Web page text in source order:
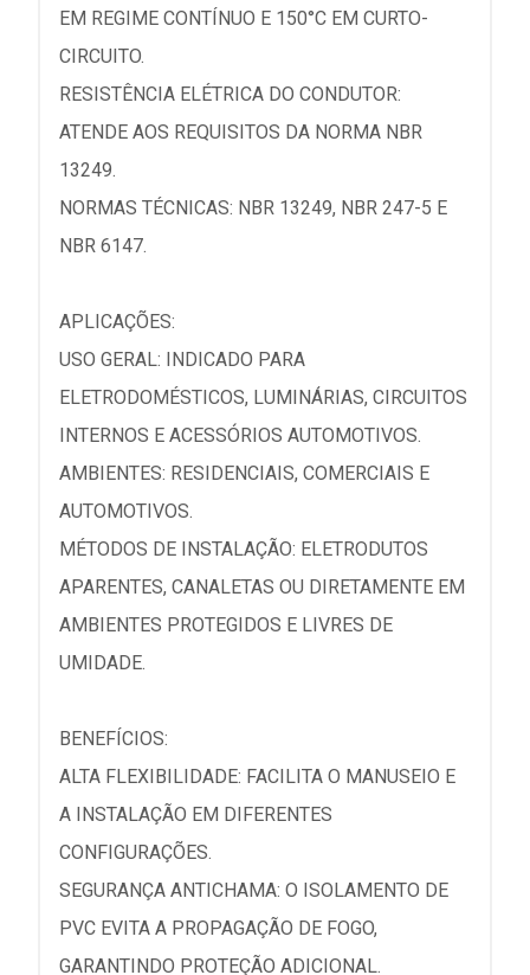
EM REGIME CONTÍNUO E 150°C EM CURTO-
CIRCUITO.
RESISTÊNCIA ELÉTRICA DO CONDUTOR:
ATENDE AOS REQUISITOS DA NORMA NBR
13249.
NORMAS TÉCNICAS: NBR 13249, NBR 247-5 E
NBR 6147.
APLICAÇÕES:
USO GERAL: INDICADO PARA
ELETRODOMÉSTICOS, LUMINÁRIAS, CIRCUITOS
INTERNOS E ACESSÓRIOS AUTOMOTIVOS.
AMBIENTES: RESIDENCIAIS, COMERCIAIS E
AUTOMOTIVOS.
MÉTODOS DE INSTALAÇÃO: ELETRODUTOS
APARENTES, CANALETAS OU DIRETAMENTE EM
AMBIENTES PROTEGIDOS E LIVRES DE
UMIDADE.
BENEFÍCIOS:
ALTA FLEXIBILIDADE: FACILITA O MANUSEIO E
A INSTALAÇÃO EM DIFERENTES
CONFIGURAÇÕES.
SEGURANÇA ANTICHAMA: O ISOLAMENTO DE
PVC EVITA A PROPAGAÇÃO DE FOGO,
GARANTINDO PROTEÇÃO ADICIONAL.